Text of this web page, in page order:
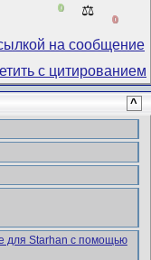
0 ⚖️
0
^